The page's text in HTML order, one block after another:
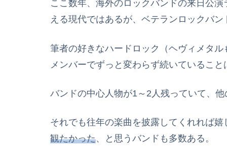
ここ数年、海外のロックバンドの来日公
える現代ではあるが、ベテランロックバ
筆者の好きなハードロック（ヘヴィメタ
メンバーでずっと変わらず続いているこ
バンドの中心人物が1～2人残っていて、
それでも往年の楽曲を披露してくれれば嬉
観たかった、と思うバンドも多数ある。